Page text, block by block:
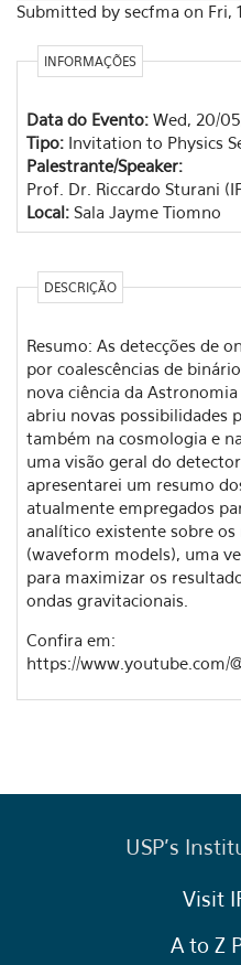
Submitted by secfma on Fri,
INFORMAÇÕES
Data do Evento: Wed, 20/
Tipo: Invitation to Physics
Palestrante/Speaker:
Prof. Dr. Riccardo Sturani
Local: Sala Jayme Tiomno
DESCRIÇÃO
Resumo: As detecções de
por coalescências de
nova ciência da
abriu novas possibilidades
também na cosmologia e
uma visão geral do detector
apresentarei um resumo
atualmente empregados
analítico existente sobre
(waveform models), uma
para maximizar os
ondas gravitacionais.
Confira em:
https://www.youtube.com/
USP's
Visit
A to Z